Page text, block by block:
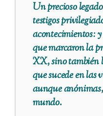
Un precioso
testigos
acontecimientos:
que marcaron la
XX, sino también
que sucede en las
aunque
mundo.